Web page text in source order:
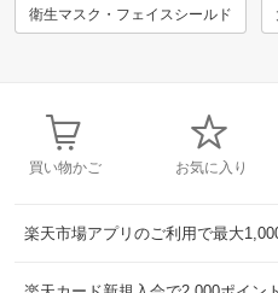
衛生マスク・フェイスシールド
買い物かご お気に入り
楽天市場アプリのご利用で最大